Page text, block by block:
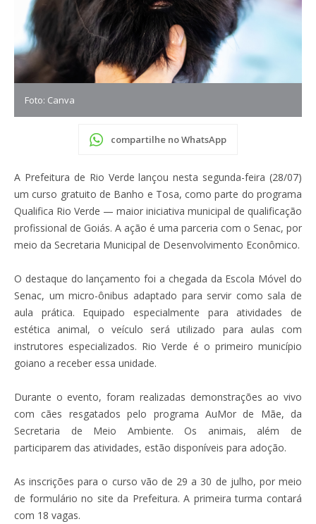
Foto: Canva
compartilhe no WhatsApp
A Prefeitura de Rio Verde lançou nesta segunda-feira (28/07)
um curso gratuito de Banho e Tosa, como parte do programa
Qualifica Rio Verde — maior iniciativa municipal de qualificação
profissional de Goiás. A ação é uma parceria com o Senac, por
meio da Secretaria Municipal de Desenvolvimento Econômico.
O destaque do lançamento foi a chegada da Escola Móvel do
Senac, um micro-ônibus adaptado para servir como sala de
aula prática. Equipado especialmente para atividades de
estética animal, o veículo será utilizado para aulas com
instrutores especializados. Rio Verde é o primeiro município
goiano a receber essa unidade.
Durante o evento, foram realizadas demonstrações ao vivo
com cães resgatados pelo programa AuMor de Mãe, da
Secretaria de Meio Ambiente. Os animais, além de
participarem das atividades, estão disponíveis para adoção.
As inscrições para o curso vão de 29 a 30 de julho, por meio
de formulário no site da Prefeitura. A primeira turma contará
com 18 vagas.